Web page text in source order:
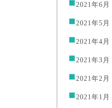
2021年6月
2021年5月
2021年4月
2021年3月
2021年2月
2021年1月